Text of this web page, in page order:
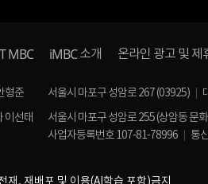
MBC iMBC소개 온라인 광고 및 제
형준 서울시 마포구 성암로 267 (03925)
이선태
서울시 마포구 성암로 255 (상암동 문
사업자등록번호 107-81-78996
통